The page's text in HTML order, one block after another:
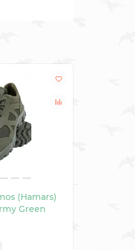
(Hamars)
Green